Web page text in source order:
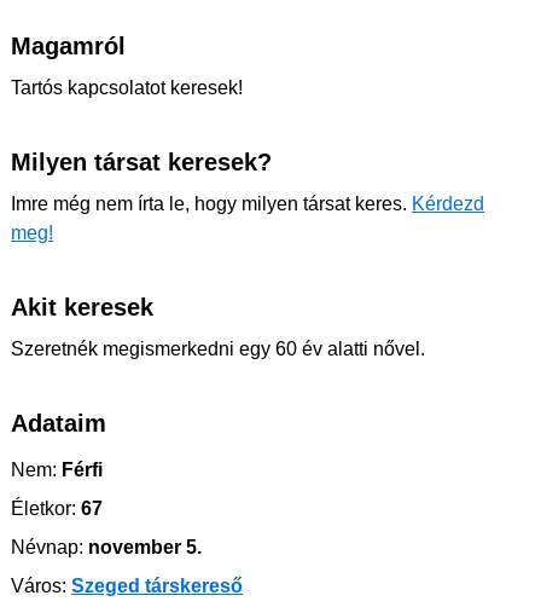
Magamról
Tartós kapcsolatot keresek!
Milyen társat keresek?
Imre még nem írta le, hogy milyen társat keres. Kérdezd
meg!
Akit keresek
Szeretnék megismerkedni egy 60 év alatti nővel.
Adataim
Nem: Férfi
Életkor: 67
Névnap: november 5.
Város: Szeged társkereső